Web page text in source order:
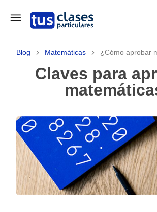
Blog Matemáticas ¿Cómo aprobar
Claves para aprobar